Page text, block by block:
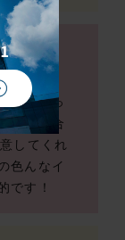
野に分
様によっ
ある場合
してくれ
色んなイ
です！